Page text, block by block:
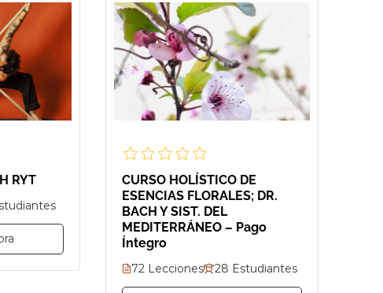
RYT
CURSO HOLÍSTICO DE
ESENCIAS FLORALES; DR.
BACH Y SIST. DEL
MEDITERRÁNEO – Pago
Íntegro
72 Lecciones 28 Estudiantes